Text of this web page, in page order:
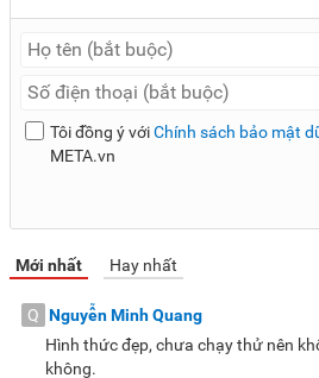
Tôi đồng ý vớiChính sách bảo mật
META.vn
Mới nhất Hay nhất
Q Nguyễn Minh Quang
Hình thức đẹp, chưa chạy thử nên
không.